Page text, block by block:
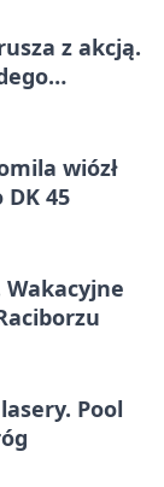
z akcją.
wiózł
45
Pool